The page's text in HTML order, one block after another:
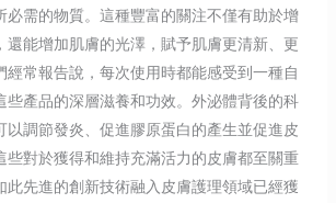
必需的物質。這種豐富的關注不僅有助於增
還能增加肌膚的光澤，賦予肌膚更清新、更
經常報告說，每次使用時都能感受到一種自
些產品的深層滋養和功效。外泌體背後的科
以調節發炎、促進膠原蛋白的產生並促進皮
些對於獲得和維持充滿活力的皮膚都至關重
此先進的創新技術融入皮膚護理領域已經獲